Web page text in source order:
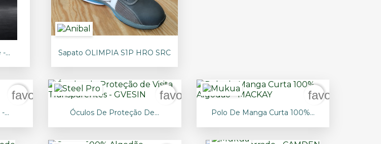
...  Vista rápida
Sapato OLIMPIA S1P HRO SRC
+24
...
favorite_border
 Vista rápida
Óculos De Proteção De...
favorite_border
 Vista rápida
+13
Polo De Manga Curta 100%...